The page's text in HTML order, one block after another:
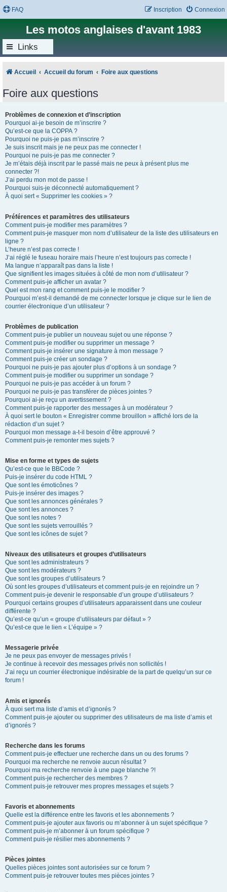
FAQ Connexion
Inscription
Les motos anglaises d'avant 1983
Links
Accueil Accueil du forum Foire aux questions
Foire aux questions
Problèmes de connexion et d’inscription
Pourquoi ai-je besoin de m’inscrire ?
Qu’est-ce que la COPPA ?
Pourquoi ne puis-je pas m’inscrire ?
Je suis inscrit mais je ne peux pas me connecter !
Pourquoi ne puis-je pas me connecter ?
Je m’étais déjà inscrit par le passé mais ne peux à présent plus me
connecter ?!
J’ai perdu mon mot de passe !
Pourquoi suis-je déconnecté automatiquement ?
À quoi sert « Supprimer les cookies » ?
Préférences et paramètres des utilisateurs
Comment puis-je modifier mes paramètres ?
Comment puis-je masquer mon nom d’utilisateur de la liste des utilisateurs en
ligne ?
L’heure n’est pas correcte !
J’ai réglé le fuseau horaire mais l’heure n’est toujours pas correcte !
Ma langue n’apparaît pas dans la liste !
Que signifient les images situées à côté de mon nom d’utilisateur ?
Comment puis-je afficher un avatar ?
Quel est mon rang et comment puis-je le modifier ?
Pourquoi m’est-il demandé de me connecter lorsque je clique sur le lien de
courrier électronique d’un utilisateur ?
Problèmes de publication
Comment puis-je publier un nouveau sujet ou une réponse ?
Comment puis-je modifier ou supprimer un message ?
Comment puis-je insérer une signature à mon message ?
Comment puis-je créer un sondage ?
Pourquoi ne puis-je pas ajouter plus d’options à un sondage ?
Comment puis-je modifier ou supprimer un sondage ?
Pourquoi ne puis-je pas accéder à un forum ?
Pourquoi ne puis-je pas transférer de pièces jointes ?
Pourquoi ai-je reçu un avertissement ?
Comment puis-je rapporter des messages à un modérateur ?
À quoi sert le bouton « Enregistrer comme brouillon » affiché lors de la
rédaction d’un sujet ?
Pourquoi mon message a-t-il besoin d’être approuvé ?
Comment puis-je remonter mes sujets ?
Mise en forme et types de sujets
Qu’est-ce que le BBCode ?
Puis-je insérer du code HTML ?
Que sont les émoticônes ?
Puis-je insérer des images ?
Que sont les annonces générales ?
Que sont les annonces ?
Que sont les notes ?
Que sont les sujets verrouillés ?
Que sont les icônes de sujet ?
Niveaux des utilisateurs et groupes d’utilisateurs
Que sont les administrateurs ?
Que sont les modérateurs ?
Que sont les groupes d’utilisateurs ?
Où sont les groupes d’utilisateurs et comment puis-je en rejoindre un ?
Comment puis-je devenir le responsable d’un groupe d’utilisateurs ?
Pourquoi certains groupes d’utilisateurs apparaissent dans une couleur
différente ?
Qu’est-ce qu’un « groupe d’utilisateurs par défaut » ?
Qu’est-ce que le lien « L’équipe » ?
Messagerie privée
Je ne peux pas envoyer de messages privés !
Je continue à recevoir des messages privés non sollicités !
J’ai reçu un courrier électronique indésirable de la part de quelqu’un sur ce
forum !
Amis et ignorés
À quoi sert ma liste d’amis et d’ignorés ?
Comment puis-je ajouter ou supprimer des utilisateurs de ma liste d’amis et
d’ignorés ?
Recherche dans les forums
Comment puis-je effectuer une recherche dans un ou des forums ?
Pourquoi ma recherche ne renvoie aucun résultat ?
Pourquoi ma recherche renvoie à une page blanche ?!
Comment puis-je rechercher des membres ?
Comment puis-je retrouver mes propres messages et sujets ?
Favoris et abonnements
Quelle est la différence entre les favoris et les abonnements ?
Comment puis-je ajouter aux favoris ou m’abonner à un sujet spécifique ?
Comment puis-je m’abonner à un forum spécifique ?
Comment puis-je résilier mes abonnements ?
Pièces jointes
Quelles pièces jointes sont autorisées sur ce forum ?
Comment puis-je retrouver toutes mes pièces jointes ?